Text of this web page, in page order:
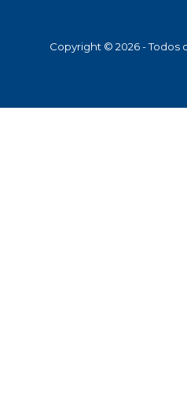
Copyright © 2026 - Todos